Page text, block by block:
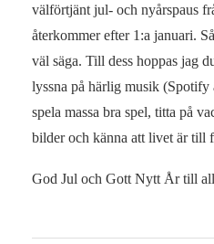
välförtjänt jul- och nyårspaus
återkommer efter 1:a januari.
väl säga. Till dess hoppas jag
lyssna på härlig musik (Spotify
spela massa bra spel, titta på
bilder och känna att livet är till
God Jul och Gott Nytt År till